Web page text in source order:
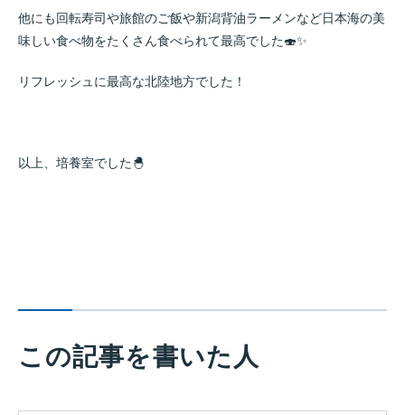
他にも回転寿司や旅館のご飯や新潟背油ラーメンなど日本海の美
味しい食べ物をたくさん食べられて最高でした🍣✨
リフレッシュに最高な北陸地方でした！
以上、培養室でした🐣
この記事を書いた人